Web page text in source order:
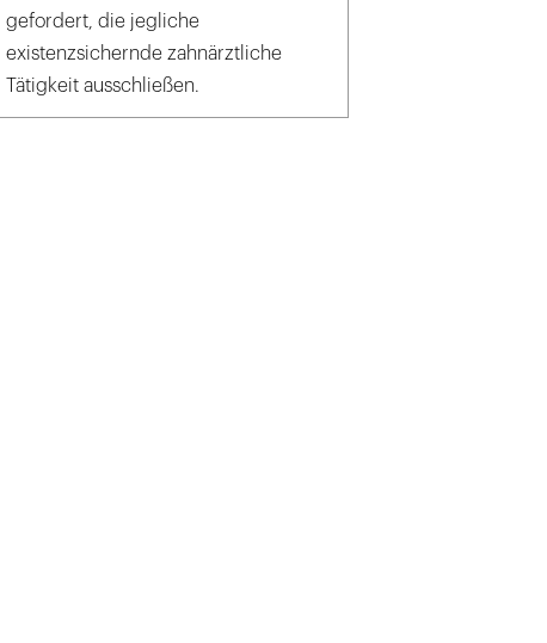
gefordert, die jegliche
existenzsichernde zahnärztliche
Tätigkeit ausschließen.